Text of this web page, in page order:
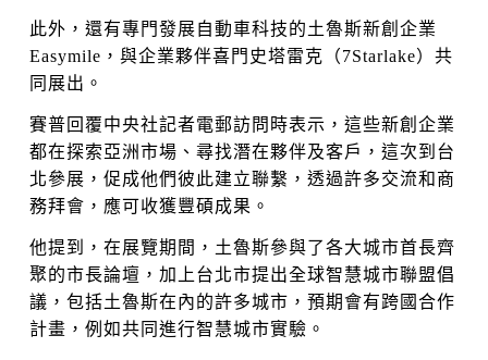
此外，還有專門發展自動車科技的土魯斯新創企業
Easymile，與企業夥伴喜門史塔雷克（7Starlake）共
同展出。
賽普回覆中央社記者電郵訪問時表示，這些新創企業
都在探索亞洲市場、尋找潛在夥伴及客戶，這次到台
北參展，促成他們彼此建立聯繫，透過許多交流和商
務拜會，應可收獲豐碩成果。
他提到，在展覽期間，土魯斯參與了各大城市首長齊
聚的市長論壇，加上台北市提出全球智慧城市聯盟倡
議，包括土魯斯在內的許多城市，預期會有跨國合作
計畫，例如共同進行智慧城市實驗。